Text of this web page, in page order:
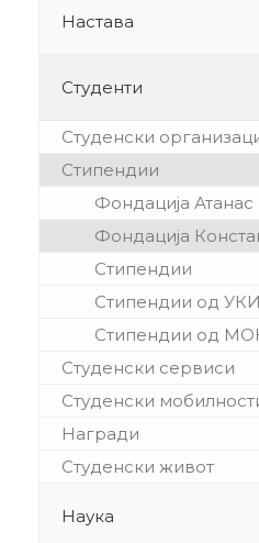
Настава
Студенти
Студенски
Стипендии
Фондација
Фондација
Стипендии
Стипендии од
Стипендии од
Студенски сервиси
Студенски
Награди
Студенски живот
Наука